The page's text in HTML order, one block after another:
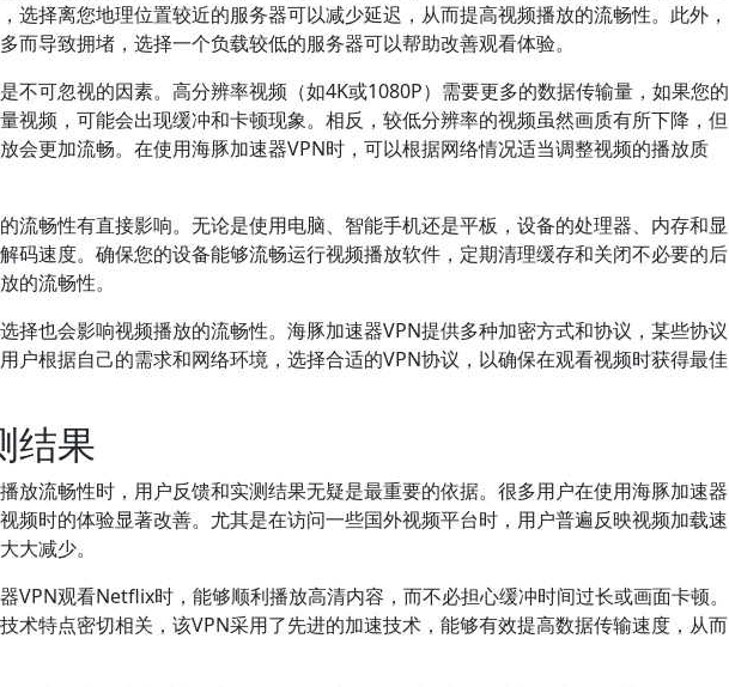
选择离您地理位置较近的服务器可以减少延迟，从而提高视频播放的流畅性。此外，
而导致拥堵，选择一个负载较低的服务器可以帮助改善观看体验。
不可忽视的因素。高分辨率视频（如4K或1080P）需要更多的数据传输量，如果您的
视频，可能会出现缓冲和卡顿现象。相反，较低分辨率的视频虽然画质有所下降，但
会更加流畅。在使用海豚加速器VPN时，可以根据网络情况适当调整视频的播放质
流畅性有直接影响。无论是使用电脑、智能手机还是平板，设备的处理器、内存和显
码速度。确保您的设备能够流畅运行视频播放软件，定期清理缓存和关闭不必要的后
的流畅性。
择也会影响视频播放的流畅性。海豚加速器VPN提供多种加密方式和协议，某些协议
户根据自己的需求和网络环境，选择合适的VPN协议，以确保在观看视频时获得最佳
结果
放流畅性时，用户反馈和实测结果无疑是最重要的依据。很多用户在使用海豚加速器
频时的体验显著改善。尤其是在访问一些国外视频平台时，用户普遍反映视频加载速
大减少。
VPN观看Netflix时，能够顺利播放高清内容，而不必担心缓冲时间过长或画面卡顿。
术特点密切相关，该VPN采用了先进的加速技术，能够有效提高数据传输速度，从而